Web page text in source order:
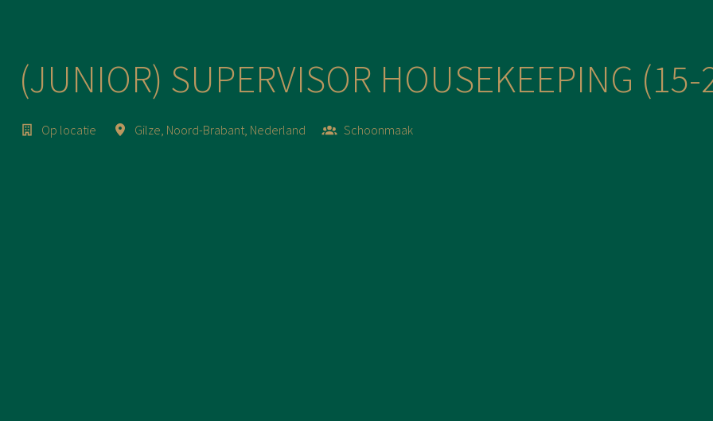
(JUNIOR) SUPERVISOR HOUSEKEEPING (15-
Op locatie Gilze, Noord-Brabant, Nederland Schoonmaak